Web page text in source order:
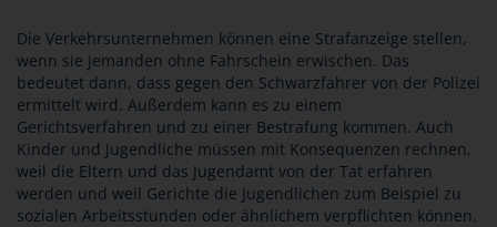
Die Verkehrsunternehmen können eine Strafanzeige stellen,
wenn sie jemanden ohne Fahrschein erwischen. Das
bedeutet dann, dass gegen den Schwarzfahrer von der Polizei
ermittelt wird. Außerdem kann es zu einem
Gerichtsverfahren und zu einer Bestrafung kommen. Auch
Kinder und Jugendliche müssen mit Konsequenzen rechnen,
weil die Eltern und das Jugendamt von der Tat erfahren
werden und weil Gerichte die Jugendlichen zum Beispiel zu
sozialen Arbeitsstunden oder ähnlichem verpflichten können.